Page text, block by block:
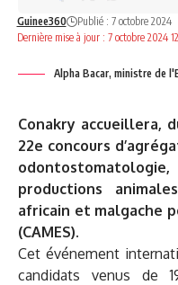
Dernière mise à jour : 7 octobre 2024
Guinee360 Publié : 7 octobre 2024
Alpha Bacar, ministre de
Conakry accueillera,
22e concours
productions
africain et malgache
(CAMES).
Cet événement
candidats venus de